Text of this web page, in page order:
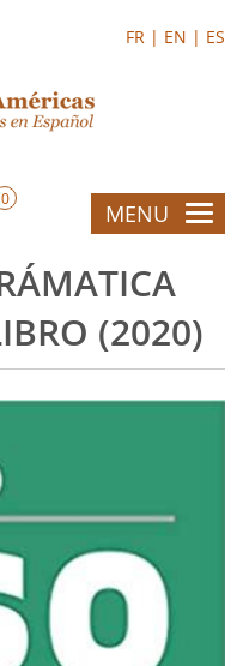
FR | EN | ES
0
MENU
(2020)